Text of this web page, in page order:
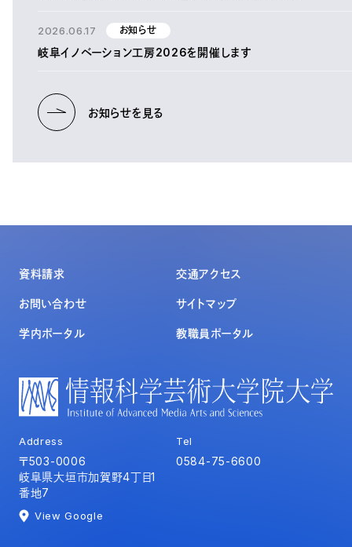
2026.06.17 お知らせ
岐阜イノベーション工房2026を開催します
お知らせを見る
資料請求 交通アクセス
お問い合わせ サイトマップ
学内ポータル 教職員ポータル
Address
〒503-0006
岐阜県大垣市加賀野4丁目1
番地7
View Google
Tel
0584-75-6600